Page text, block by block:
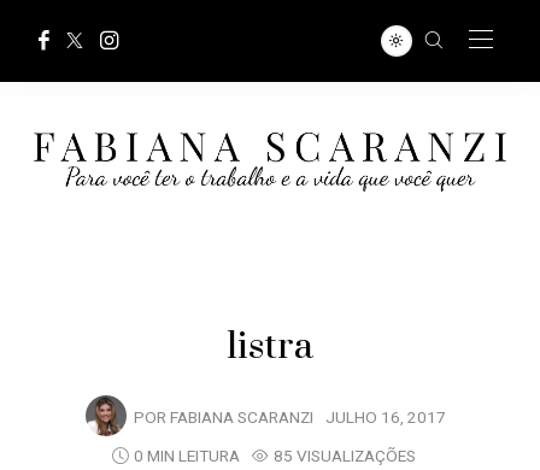
listra
POR FABIANA SCARANZI JULHO 16, 2017
0 MIN LEITURA
85 VISUALIZAÇÕES